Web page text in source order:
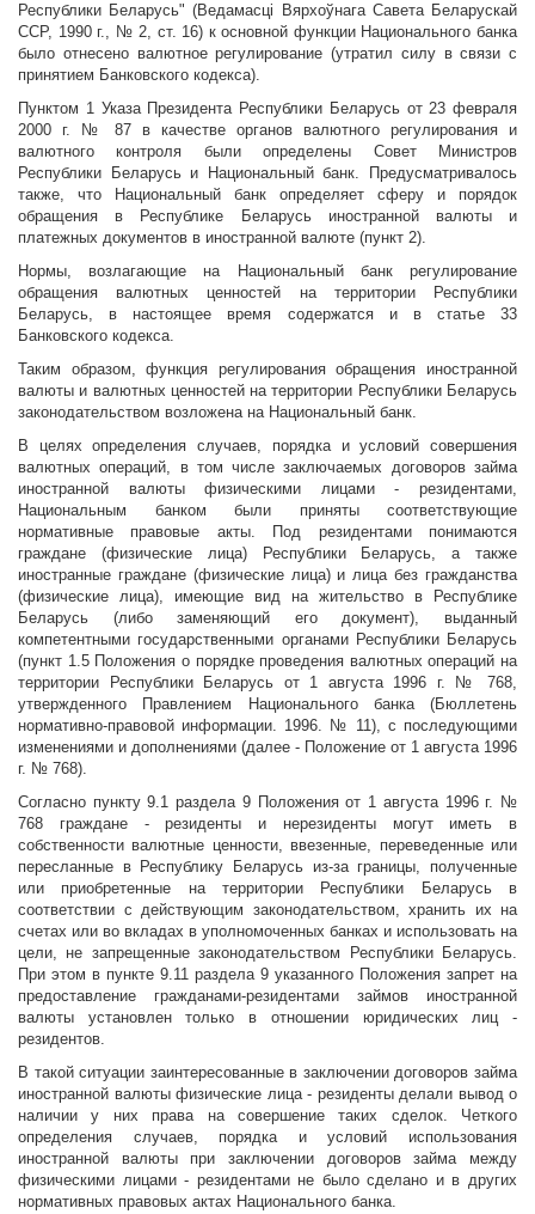
Республики Беларусь" (Ведамасцi Вярхоўнага Савета Беларускай
ССР, 1990 г., № 2, ст. 16) к основной функции Национального банка
было отнесено валютное регулирование (утратил силу в связи с
принятием Банковского кодекса).
Пунктом 1 Указа Президента Республики Беларусь от 23 февраля
2000 г. № 87 в качестве органов валютного регулирования и
валютного контроля были определены Совет Министров
Республики Беларусь и Национальный банк. Предусматривалось
также, что Национальный банк определяет сферу и порядок
обращения в Республике Беларусь иностранной валюты и
платежных документов в иностранной валюте (пункт 2).
Нормы, возлагающие на Национальный банк регулирование
обращения валютных ценностей на территории Республики
Беларусь, в настоящее время содержатся и в статье 33
Банковского кодекса.
Таким образом, функция регулирования обращения иностранной
валюты и валютных ценностей на территории Республики Беларусь
законодательством возложена на Национальный банк.
В целях определения случаев, порядка и условий совершения
валютных операций, в том числе заключаемых договоров займа
иностранной валюты физическими лицами - резидентами,
Национальным банком были приняты соответствующие
нормативные правовые акты. Под резидентами понимаются
граждане (физические лица) Республики Беларусь, а также
иностранные граждане (физические лица) и лица без гражданства
(физические лица), имеющие вид на жительство в Республике
Беларусь (либо заменяющий его документ), выданный
компетентными государственными органами Республики Беларусь
(пункт 1.5 Положения о порядке проведения валютных операций на
территории Республики Беларусь от 1 августа 1996 г. № 768,
утвержденного Правлением Национального банка (Бюллетень
нормативно-правовой информации. 1996. № 11), с последующими
изменениями и дополнениями (далее - Положение от 1 августа 1996
г. № 768).
Согласно пункту 9.1 раздела 9 Положения от 1 августа 1996 г. №
768 граждане - резиденты и нерезиденты могут иметь в
собственности валютные ценности, ввезенные, переведенные или
пересланные в Республику Беларусь из-за границы, полученные
или приобретенные на территории Республики Беларусь в
соответствии с действующим законодательством, хранить их на
счетах или во вкладах в уполномоченных банках и использовать на
цели, не запрещенные законодательством Республики Беларусь.
При этом в пункте 9.11 раздела 9 указанного Положения запрет на
предоставление гражданами-резидентами займов иностранной
валюты установлен только в отношении юридических лиц -
резидентов.
В такой ситуации заинтересованные в заключении договоров займа
иностранной валюты физические лица - резиденты делали вывод о
наличии у них права на совершение таких сделок. Четкого
определения случаев, порядка и условий использования
иностранной валюты при заключении договоров займа между
физическими лицами - резидентами не было сделано и в других
нормативных правовых актах Национального банка.